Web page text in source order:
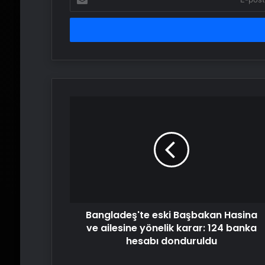
posta
adresinizi
banka
hesabı
Bangladeş'te eski Başbakan Hasina
ve ailesine yönelik karar: 124 banka
hesabı donduruldu